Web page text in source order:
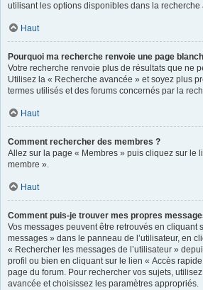
utilisant les options disponibles dans la recherche
Haut
Pourquoi ma recherche renvoie une page
Votre recherche renvoie plus de résultats que ne
Utilisez la « Recherche avancée » et soyez plus
termes utilisés et des forums concernés par la
Haut
Comment rechercher des membres ?
Allez sur la page « Membres » puis cliquez sur le
membre ».
Haut
Comment puis-je trouver mes propres
Vos messages peuvent être retrouvés en cliquant
messages » dans le panneau de l’utilisateur, en
« Rechercher les messages de l’utilisateur »
profil ou bien en cliquant sur le lien « Accès
page du forum. Pour rechercher vos sujets,
avancée et choisissez les paramètres appropriés.